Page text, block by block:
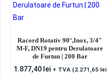
Racord Rotativ 90°,Inox, 3/4″
M-F, DN19 pentru Derulatoare
de Furtun | 200 Bar
1.877,40 lei + TVA (2.271,65 lei